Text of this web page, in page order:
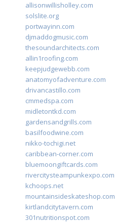
allisonwillisholley.com
solslite.org
portwayinn.com
djmaddogmusic.com
thesoundarchitects.com
allin1roofing.com
keepjudgewebb.com
anatomyofadventure.com
drivancastillo.com
cmmedspa.com
midletontkd.com
gardensandgrills.com
basilfoodwine.com
nikko-tochigi.net
caribbean-corner.com
bluemoongiftcards.com
rivercitysteampunkexpo.com
kchoops.net
mountainsideskateshop.com
kirtlandcitytavern.com
301nutritionspot.com